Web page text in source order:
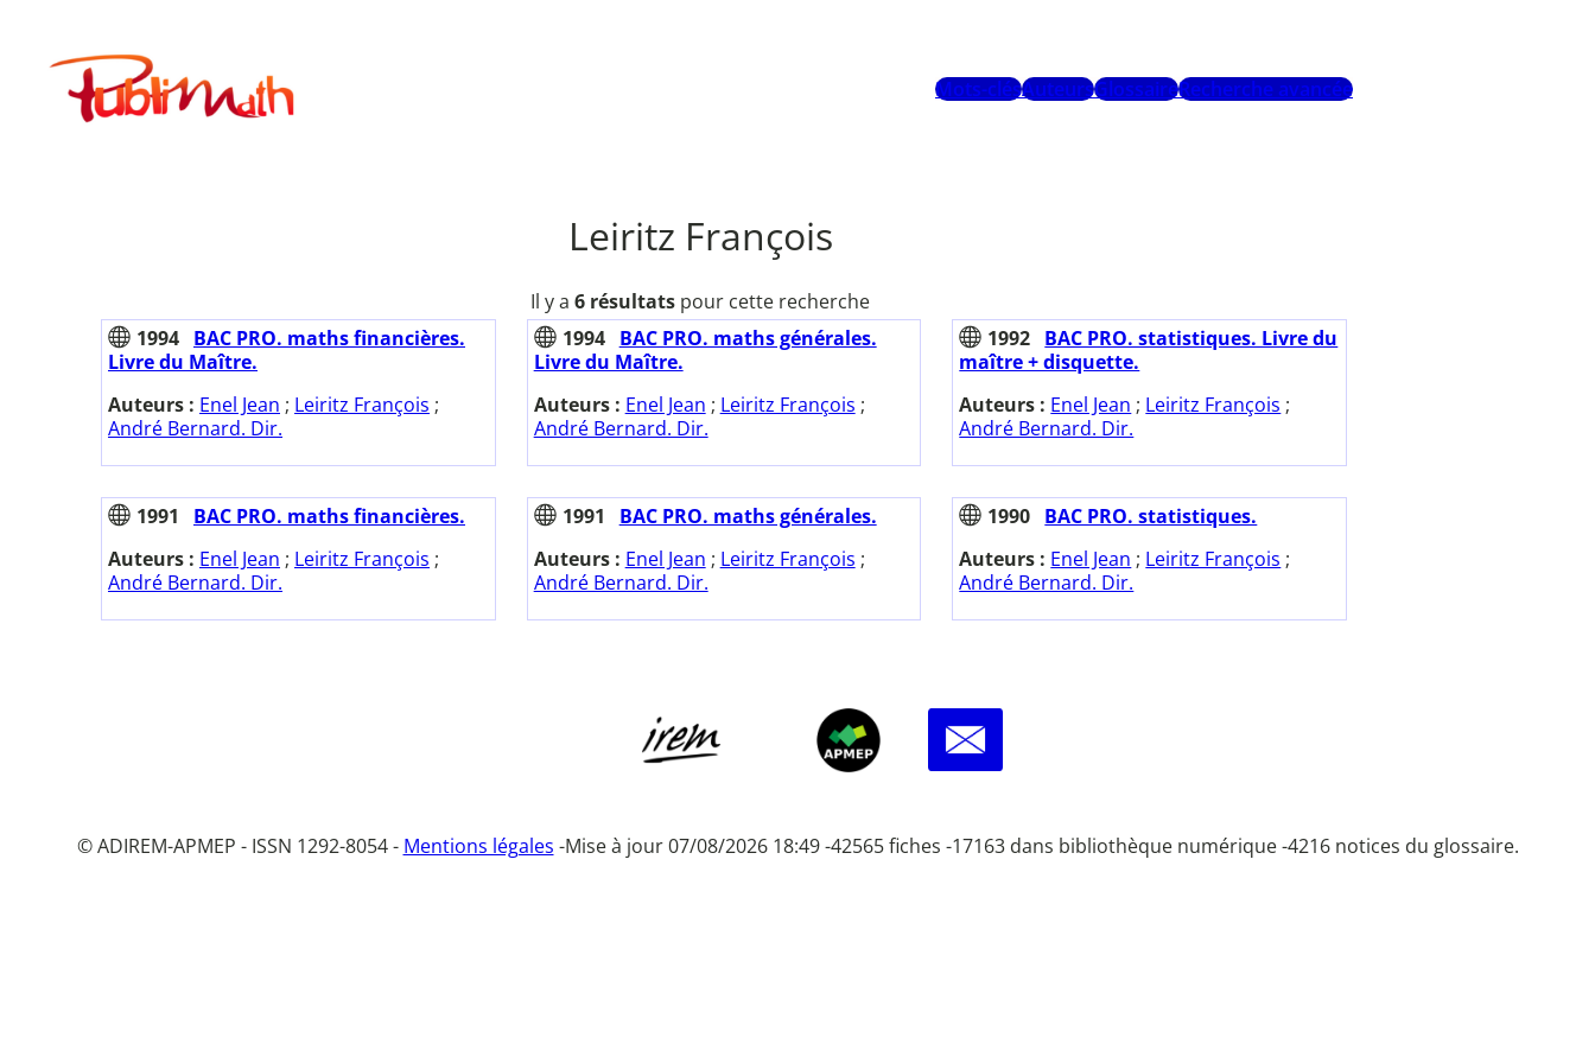
contenuPublimath
Mots-clésAuteursGlossaireRecherche avancée
Leiritz François
Il y a 6 résultats pour cette recherche
1994 BAC PRO. maths financières.
Livre du Maître.
Auteurs : Enel Jean ; Leiritz François ;
André Bernard. Dir.
1994
BAC PRO. maths générales.
Livre du Maître.
Auteurs : Enel Jean ; Leiritz François ;
André Bernard. Dir.
1992 BAC PRO. statistiques. Livre du
maître + disquette.
Auteurs : Enel Jean ; Leiritz François ;
André Bernard. Dir.
1991
BAC PRO. maths financières.
Auteurs : Enel Jean ; Leiritz François ;
André Bernard. Dir.
1991
BAC PRO. maths générales.
Auteurs : Enel Jean ; Leiritz François ;
André Bernard. Dir.
1990 BAC PRO. statistiques.
Auteurs : Enel Jean ; Leiritz François ;
André Bernard. Dir.
© ADIREM-APMEP - ISSN 1292-8054 - Mentions légales -Mise à jour 07/08/2026 18:49 -42565 fiches -17163 dans bibliothèque numérique -4216 notices du glossaire.